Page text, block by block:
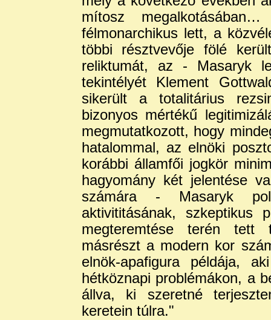
mítosz
félmonarchikus lett, a
többi résztvevője fölé
reliktumát, az - Masaryk
tekintélyét Klement
sikerült a totalitárius
bizonyos mértékű
megmutatkozott, hogy
hatalommal, az elnöki
korábbi államfői jogkör
hagyomány két jelentése
számára - Masaryk
aktivititásának, szkeptikus
megteremtése terén tett
másrészt a modern kor
elnök-apafigura példája,
hétköznapi problémákon, a
állva, ki szeretné
keretein túlra."